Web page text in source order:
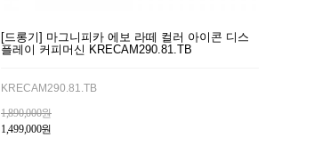
[드롱기] 마그니피카 에보 라떼 컬러 아이콘 디스
플레이 커피머신 KRECAM290.81.TB
KRECAM290.81.TB
1,890,000원
1,499,000원